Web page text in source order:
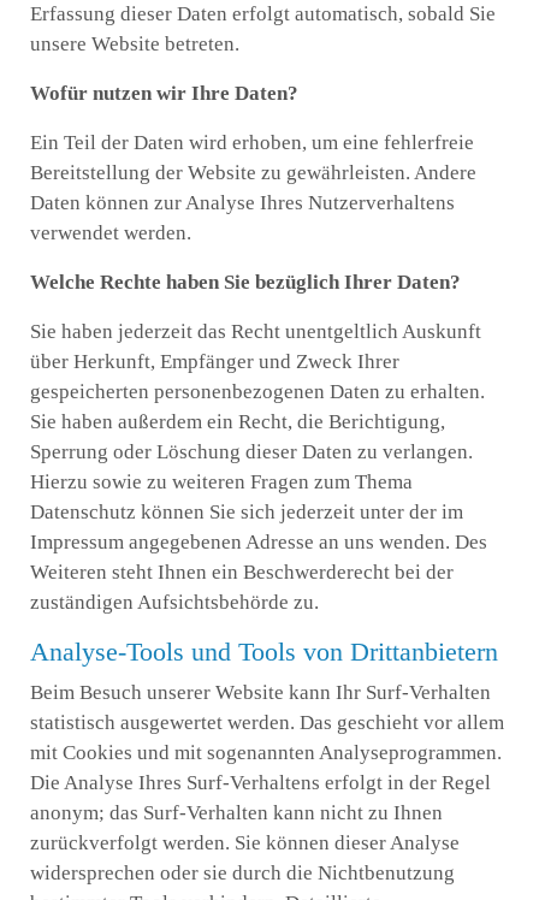
Erfassung dieser Daten erfolgt automatisch, sobald Sie
unsere Website betreten.
Wofür nutzen wir Ihre Daten?
Ein Teil der Daten wird erhoben, um eine fehlerfreie
Bereitstellung der Website zu gewährleisten. Andere
Daten können zur Analyse Ihres Nutzerverhaltens
verwendet werden.
Welche Rechte haben Sie bezüglich Ihrer Daten?
Sie haben jederzeit das Recht unentgeltlich Auskunft
über Herkunft, Empfänger und Zweck Ihrer
gespeicherten personenbezogenen Daten zu erhalten.
Sie haben außerdem ein Recht, die Berichtigung,
Sperrung oder Löschung dieser Daten zu verlangen.
Hierzu sowie zu weiteren Fragen zum Thema
Datenschutz können Sie sich jederzeit unter der im
Impressum angegebenen Adresse an uns wenden. Des
Weiteren steht Ihnen ein Beschwerderecht bei der
zuständigen Aufsichtsbehörde zu.
Analyse-Tools und Tools von Drittanbietern
Beim Besuch unserer Website kann Ihr Surf-Verhalten
statistisch ausgewertet werden. Das geschieht vor allem
mit Cookies und mit sogenannten Analyseprogrammen.
Die Analyse Ihres Surf-Verhaltens erfolgt in der Regel
anonym; das Surf-Verhalten kann nicht zu Ihnen
zurückverfolgt werden. Sie können dieser Analyse
widersprechen oder sie durch die Nichtbenutzung